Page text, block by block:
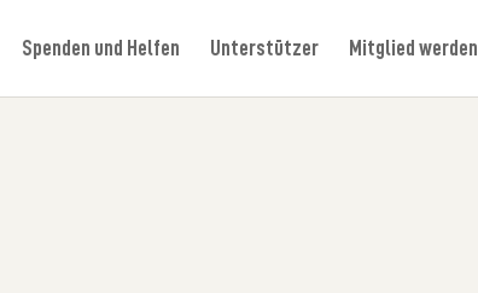
Spenden und Helfen Unterstützer Mitglied werden